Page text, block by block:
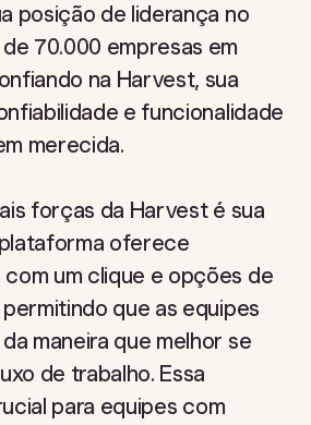
posição de liderança no
70.000 empresas em
na Harvest, sua
e funcionalidade
merecida.
forças da Harvest é sua
oferece
um clique e opções de
que as equipes
maneira que melhor se
de trabalho. Essa
para equipes com